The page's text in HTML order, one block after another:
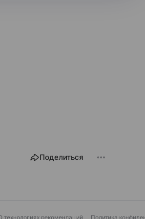
Поделиться
технологиях рекомендаций Политика